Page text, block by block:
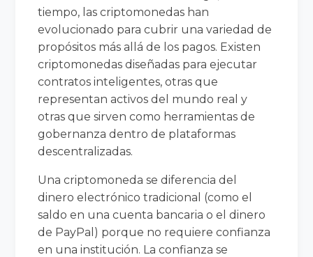
tiempo, las criptomonedas han
evolucionado para cubrir una variedad de
propósitos más allá de los pagos. Existen
criptomonedas diseñadas para ejecutar
contratos inteligentes, otras que
representan activos del mundo real y
otras que sirven como herramientas de
gobernanza dentro de plataformas
descentralizadas.
Una criptomoneda se diferencia del
dinero electrónico tradicional (como el
saldo en una cuenta bancaria o el dinero
de PayPal) porque no requiere confianza
en una institución. La confianza se